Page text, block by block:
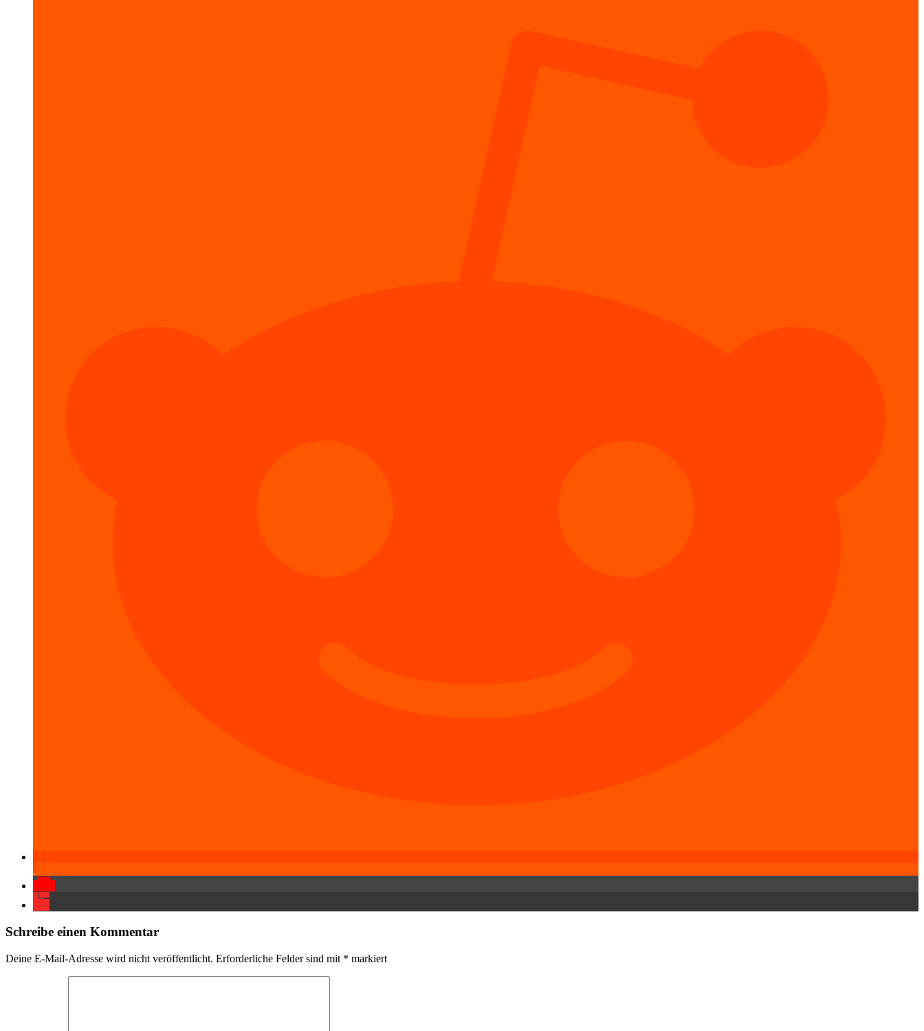
Schreibe einen Kommentar
Deine E-Mail-Adresse wird nicht veröffentlicht. Erforderliche Felder sind mit * markiert